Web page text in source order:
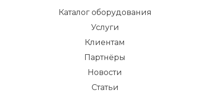
Каталог оборудования
Услуги
Клиентам
Партнёры
Новости
Статьи